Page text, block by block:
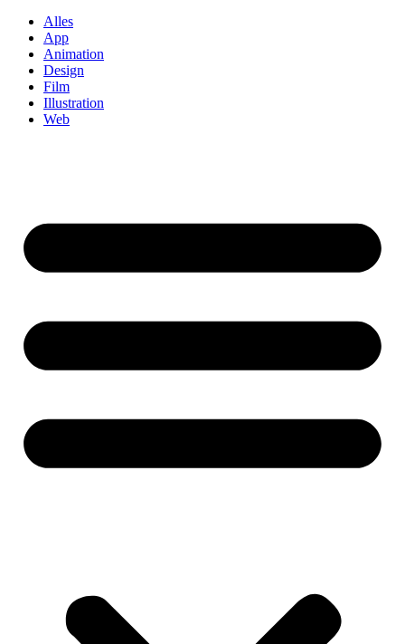
Alles
App
Animation
Design
Film
Illustration
Web